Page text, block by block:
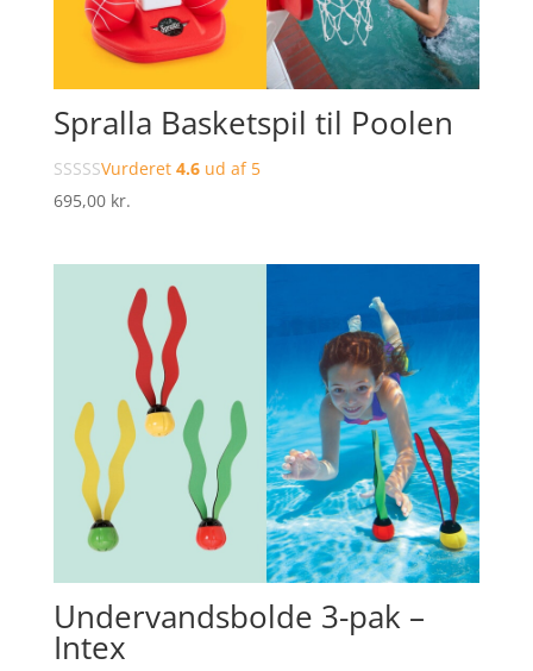
Spralla Basketspil til Poolen
Vurderet 4.6ud af 5
695,00 kr.
Undervandsbolde 3-pak –
Intex